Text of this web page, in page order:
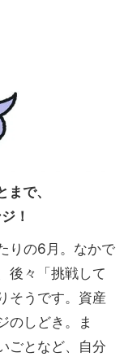
で、
！
りの6月。なかで
後々「挑戦して
そうです。資産
のしどき。ま
ごとなど、自分